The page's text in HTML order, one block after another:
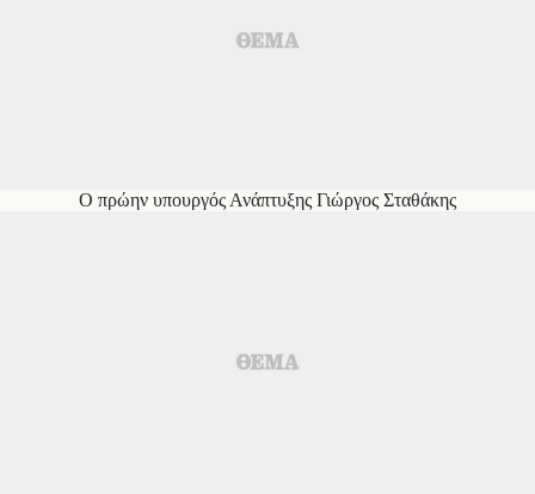
Ο πρώην υπουργός Ανάπτυξης Γιώργος Σταθάκης